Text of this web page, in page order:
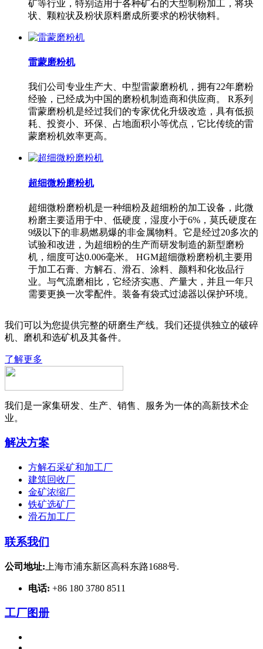
矿等行业，特别适用于各种矿石的大型制粉加工，将块
状、颗粒状及粉状原料磨成所要求的粉状物料。
雷蒙磨粉机
我们公司专业生产大、中型雷蒙磨粉机，拥有22年磨粉
经验，已经成为中国的磨粉机制造商和供应商。 R系列
雷蒙磨粉机是经过我们的专家优化升级改造，具有低损
耗、投资小、环保、占地面积小等优点，它比传统的雷
蒙磨粉机效率更高。
超细微粉磨粉机
超细微粉磨粉机是一种细粉及超细粉的加工设备，此微
粉磨主要适用于中、低硬度，湿度小于6%，莫氏硬度在
9级以下的非易燃易爆的非金属物料。它是经过20多次的
试验和改进，为超细粉的生产而研发制造的新型磨粉
机，细度可达0.006毫米。 HGM超细微粉磨粉机主要用
于加工石膏、方解石、滑石、涂料、颜料和化妆品行
业。与气流磨相比，它经济实惠、产量大，并且一年只
需要更换一次零配件。装备有袋式过滤器以保护环境。
我们可以为您提供完整的研磨生产线。我们还提供独立的破碎
机、磨机和选矿机及其备件。
了解更多
我们是一家集研发、生产、销售、服务为一体的高新技术企
业。
解决方案
方解石采矿和加工厂
建筑回收厂
金矿浓缩厂
铁矿选矿厂
滑石加工厂
联系我们
公司地址: 上海市浦东新区高科东路1688号.
电话: +86 180 3780 8511
工厂图册